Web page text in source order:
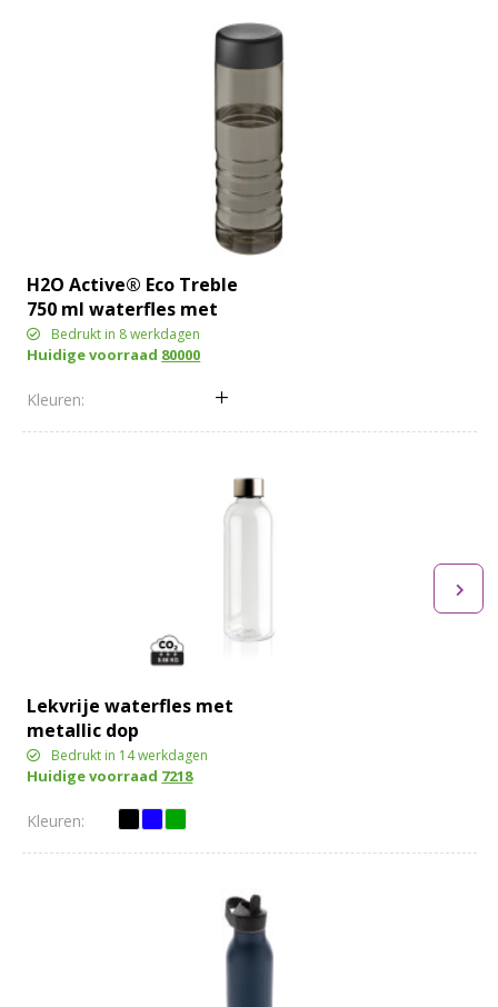
H2O Active® Eco Treble
750 ml waterfles met
schroefdop
Bedrukt in 8 werkdagen
Huidige voorraad 80000
Lekvrije waterfles met
metallic dop
Bedrukt in 14 werkdagen
Huidige voorraad 7218